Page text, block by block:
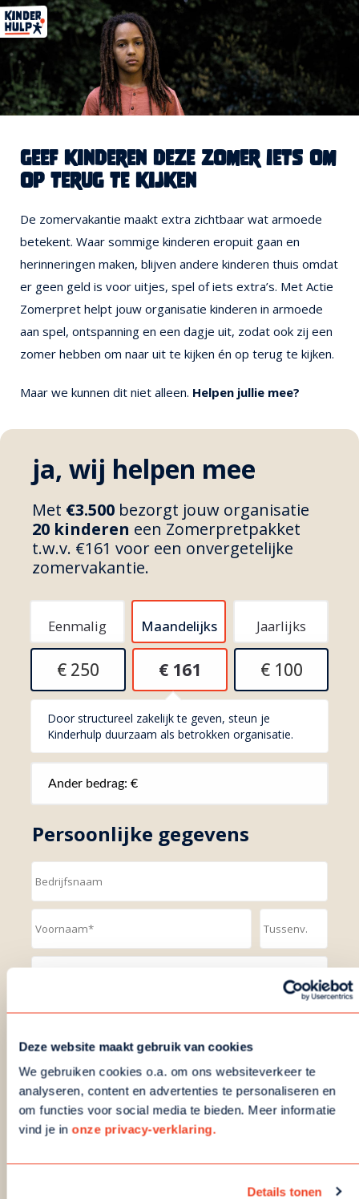
Deze website maakt gebruik van cookies
We gebruiken cookies o.a. om ons websiteverkeer te
analyseren, content en advertenties te personaliseren en
om functies voor social media te bieden. Meer informatie
vind je inonze privacy-verklaring.
Details tonen
geef kinderen deze zomer iets om
op terug te kijken
De zomervakantie maakt extra zichtbaar wat armoede
betekent. Waar sommige kinderen eropuit gaan en
herinneringen maken, blijven andere kinderen thuis omdat
er geen geld is voor uitjes, spel of iets extra’s. Met Actie
Zomerpret helpt jouw organisatie kinderen in armoede
aan spel, ontspanning en een dagje uit, zodat ook zij een
zomer hebben om naar uit te kijken én op terug te kijken.
Maar we kunnen dit niet alleen. Helpen jullie mee?
ja, wij helpen mee
Met €3.500 bezorgt jouw organisatie
20 kinderen een Zomerpretpakket
t.w.v. €161 voor een onvergetelijke
zomervakantie.
Eenmalig Maandelijks Jaarlijks
€ 250 € 161 € 100
Door structureel zakelijk te geven, steun je
Kinderhulp duurzaam als betrokken organisatie.
ander bedrag: €
Persoonlijke gegevens
Ja, ik wil meer weten over kinderarmoede in
Nederland en hoe wij als organisatie kunnen
bijdragen.
Betaalwijze